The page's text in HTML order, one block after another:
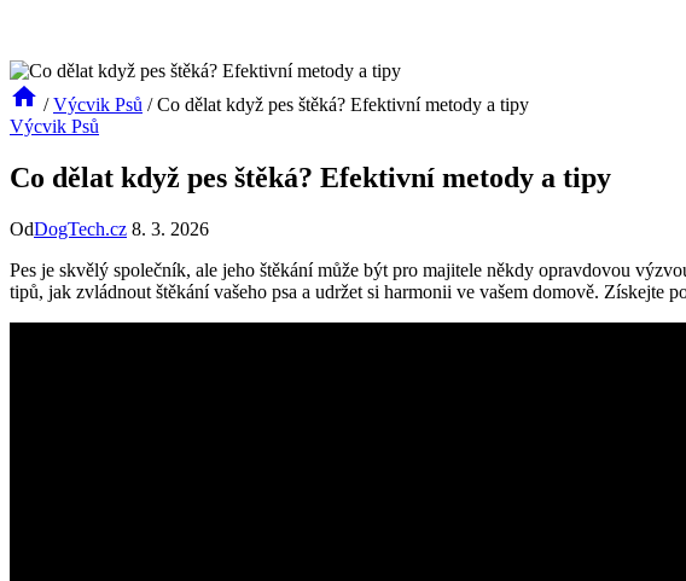
/ Výcvik Psů / Co dělat když pes štěká? Efektivní metody a tipy
Výcvik Psů
Co dělat když pes štěká? Efektivní metody a tipy
OdDogTech.cz 8. 3. 2026
Pes je skvělý společník, ale jeho štěkání může být pro majitele někdy opravdovou
tipů, jak zvládnout štěkání vašeho psa a udržet si harmonii ve vašem domově. Získejte